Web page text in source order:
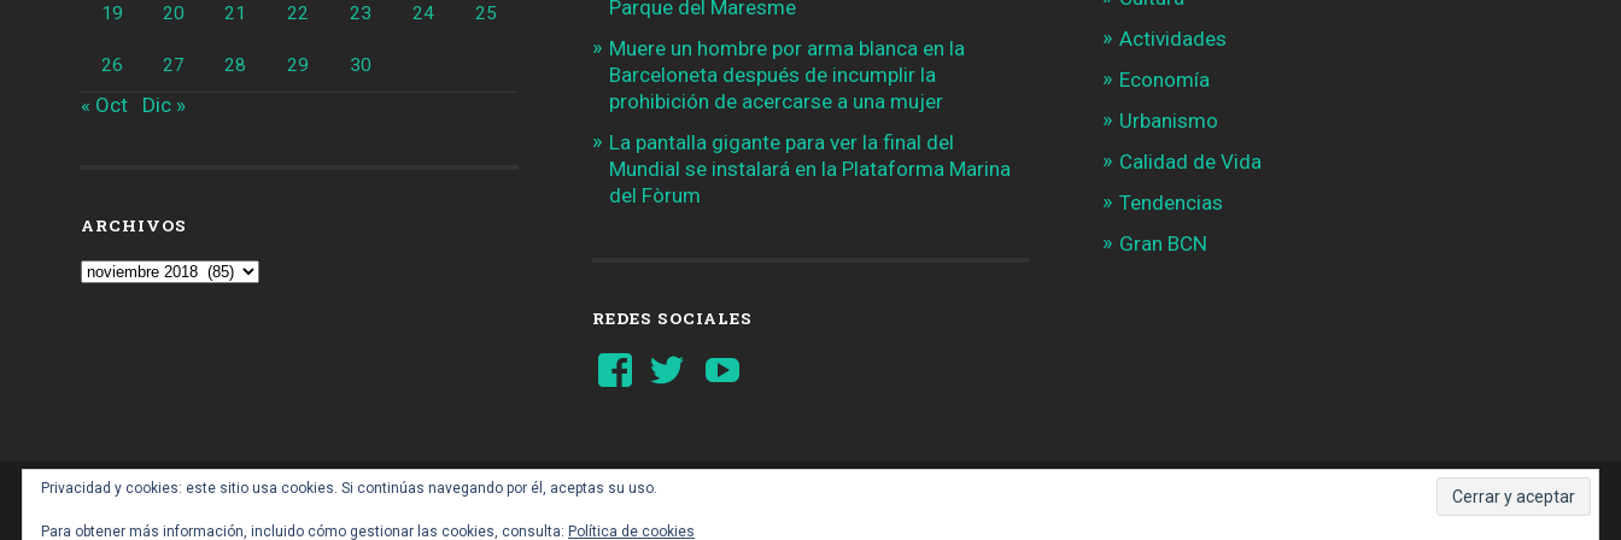
19 20 21 22 23 24 25
26 27 28 29 30
« Oct Dic »
ARCHIVOS
Archivos
Parque del Maresme
Muere un hombre por arma blanca en la
Barceloneta después de incumplir la
prohibición de acercarse a una mujer
La pantalla gigante para ver la final del
Mundial se instalará en la Plataforma Marina
del Fòrum
REDES SOCIALES
Ver
perfil
Ver
perfil
Actividades
Economía
Urbanismo
Calidad de Vida
Tendencias
Gran BCN
SUBIR ↑
Privacidad y cookies: este sitio usa cookies. Si continúas navegando por él, aceptas su uso.
Para obtener más información, incluido cómo gestionar las cookies, consulta: Política de cookies